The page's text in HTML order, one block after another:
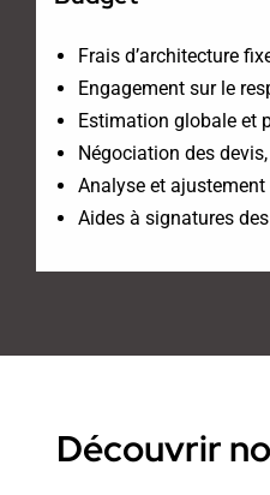
Frais d’architecture
Engagement sur le
Estimation globale et
Négociation des devis,
Analyse et
Aides à signatures
Découvrir